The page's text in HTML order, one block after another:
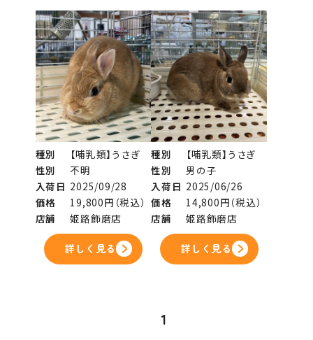
種別
【哺乳類】うさぎ
性別
不明
入荷日 2025/09/28
価格
19,800円（税込）
店舗
姫路飾磨店
詳しく見る
種別
【哺乳類】うさぎ
性別
男の子
入荷日 2025/06/26
価格
14,800円（税込）
店舗
姫路飾磨店
詳しく見る
1